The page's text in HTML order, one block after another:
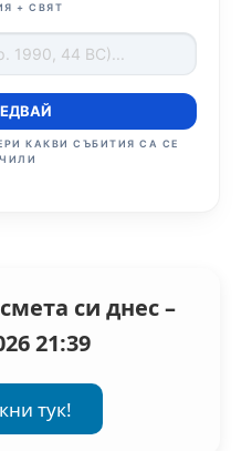
+ СВЯТ
КАКВИ СЪБИТИЯ СА СЕ
си днес –
21:39
тук!